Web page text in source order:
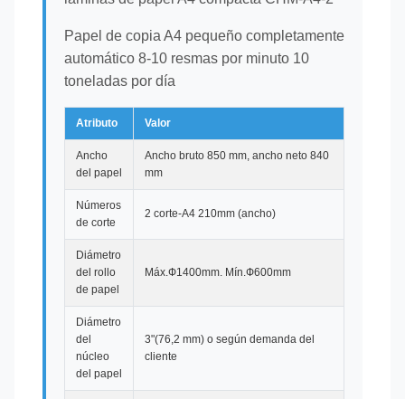
Papel de copia A4 pequeño completamente
automático 8-10 resmas por minuto 10
toneladas por día
Atributo Valor
Ancho
del papel
Ancho bruto 850 mm, ancho neto 840
mm
Números
de corte
2 corte-A4 210mm (ancho)
Diámetro
del rollo
de papel
Máx.Ф1400mm. Mín.Ф600mm
Diámetro
del
núcleo
del papel
3"(76,2 mm) o según demanda del
cliente